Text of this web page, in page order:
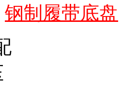
钢制履带底盘